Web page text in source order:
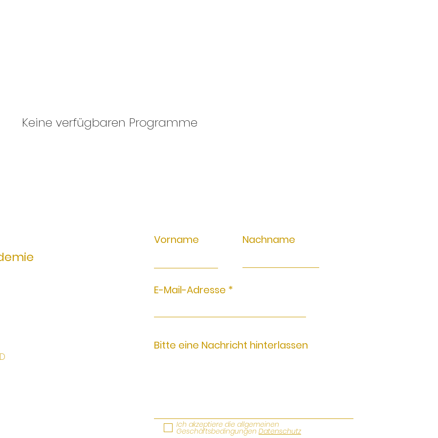
Keine verfügbaren Programme
Vorname Nachname
E-Mail-Adresse
Bitte eine Nachricht hinterlassen
Ich akzeptiere die allgemeinen
Geschäftsbedingungen Datenschutz